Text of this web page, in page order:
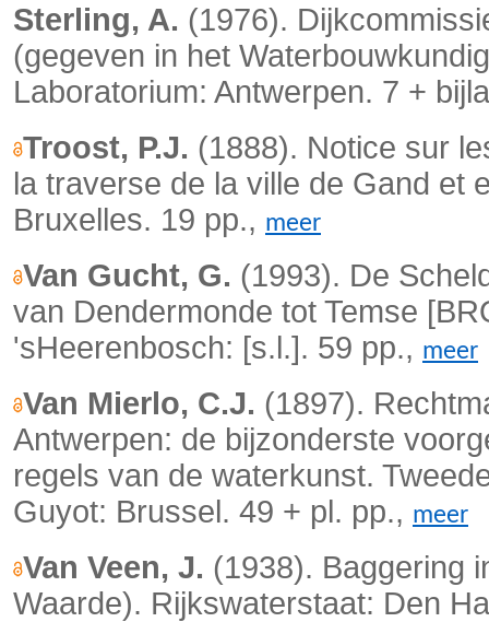
Sterling, A. (1976).
(gegeven in het
Laboratorium: Antwerpen. 7 +
Troost, P.J. (1888). Notice sur
la traverse de la ville de Gand et
Bruxelles. 19 pp., meer
Van Gucht, G. (1993). De
van Dendermonde tot Temse
'sHeerenbosch: [s.l.]. 59 pp., meer
Van Mierlo, C.J. (1897).
Antwerpen: de bijzonderste
regels van de waterkunst.
Guyot: Brussel. 49 + pl. pp., meer
Van Veen, J. (1938). Baggering
Waarde). Rijkswaterstaat: Den